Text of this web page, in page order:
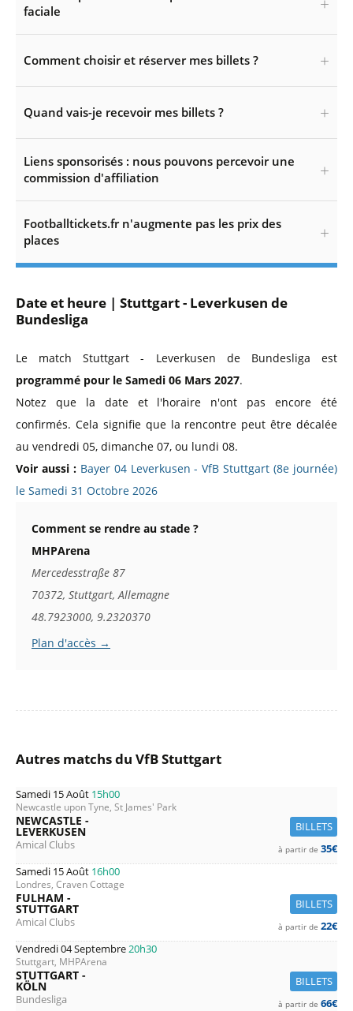
faciale
Comment choisir et réserver mes billets ?
Quand vais-je recevoir mes billets ?
Liens sponsorisés : nous pouvons percevoir une
commission d'affiliation
Footballtickets.fr n'augmente pas les prix des
places
Date et heure | Stuttgart - Leverkusen de
Bundesliga
Le match Stuttgart - Leverkusen de Bundesliga est
programmé pour le Samedi 06 Mars 2027.
Notez que la date et l'horaire n'ont pas encore été
confirmés. Cela signifie que la rencontre peut être décalée
au vendredi 05, dimanche 07, ou lundi 08.
Voir aussi : Bayer 04 Leverkusen - VfB Stuttgart (8e journée)
le Samedi 31 Octobre 2026
Comment se rendre au stade ?
MHPArena
Mercedesstraße 87
70372, Stuttgart, Allemagne
48.7923000, 9.2320370
Plan d'accès →
Autres matchs du VfB Stuttgart
Samedi 15 Août 15h00
Newcastle upon Tyne, St James' Park
BILLETS
NEWCASTLE -
LEVERKUSEN
Amical Clubs à partir de 35€
Samedi 15 Août 16h00
Londres, Craven Cottage
BILLETS
FULHAM -
STUTTGART
Amical Clubs à partir de 22€
Vendredi 04 Septembre20h30
Stuttgart, MHPArena
BILLETS
STUTTGART -
KÖLN
Bundesliga à partir de 66€